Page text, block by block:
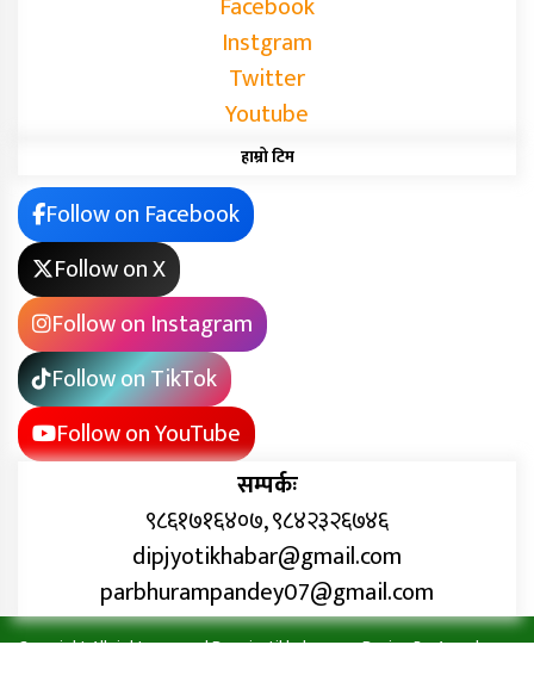
Instgram
Twitter
Youtube
हाम्रो टिम
Follow on Facebook
Follow on X
Follow on Instagram
Follow on TikTok
Follow on YouTube
सम्पर्कः
९८६१७१६४०७, ९८४२३२६७४६
dipjyotikhabar@gmail.com
parbhurampandey07@gmail.com
Copyright All right reserved Deepjyotikhabar.com Design By:Aarush